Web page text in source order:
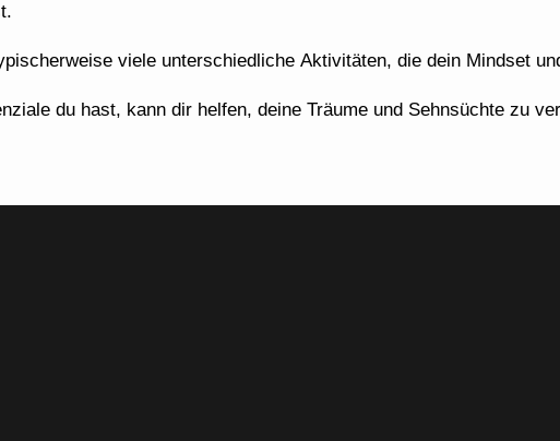
viele unterschiedliche Aktivitäten, die dein Mindset
du hast, kann dir helfen, deine Träume und Sehnsüchte zu